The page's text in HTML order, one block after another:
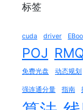
标签
cuda driver
POJ
免费光盘
动态规划
强连通分量 指南